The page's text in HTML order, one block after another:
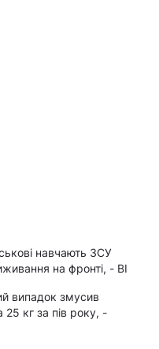
навчають ЗСУ
на фронті, - BI
випадок змусив
25 кг за пів року, -